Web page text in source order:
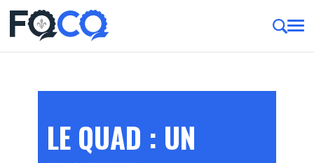
LE QUAD : UN